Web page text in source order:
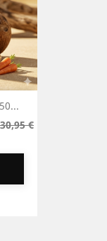
Precio
30,95 €Precio